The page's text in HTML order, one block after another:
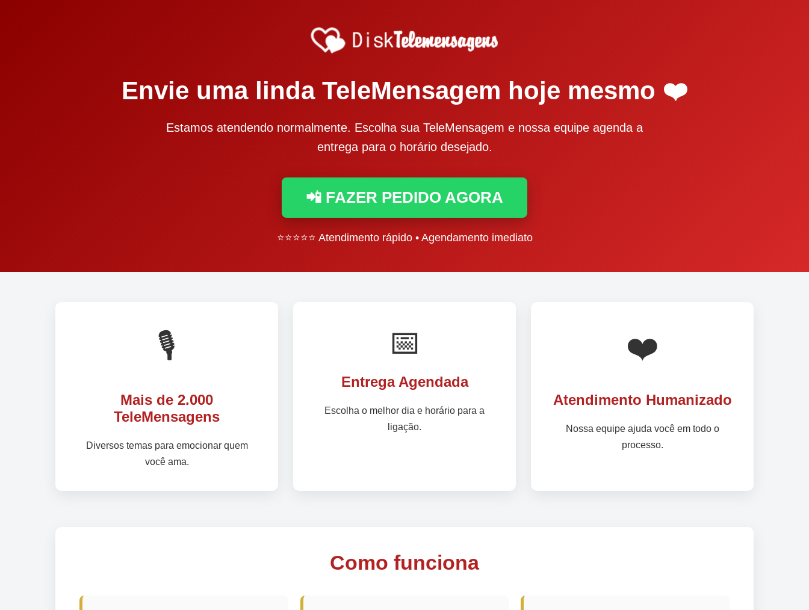
Envie uma linda TeleMensagem hoje mesmo ❤️
Estamos atendendo normalmente. Escolha sua TeleMensagem e nossa equipe agenda a
entrega para o horário desejado.
📲 FAZER PEDIDO AGORA
⭐⭐⭐⭐⭐ Atendimento rápido • Agendamento imediato
🎙️
Mais de 2.000
TeleMensagens
Diversos temas para emocionar quem
você ama.
📅
Entrega Agendada
Escolha o melhor dia e horário para a
ligação.
❤️
Atendimento Humanizado
Nossa equipe ajuda você em todo o
processo.
Como funciona